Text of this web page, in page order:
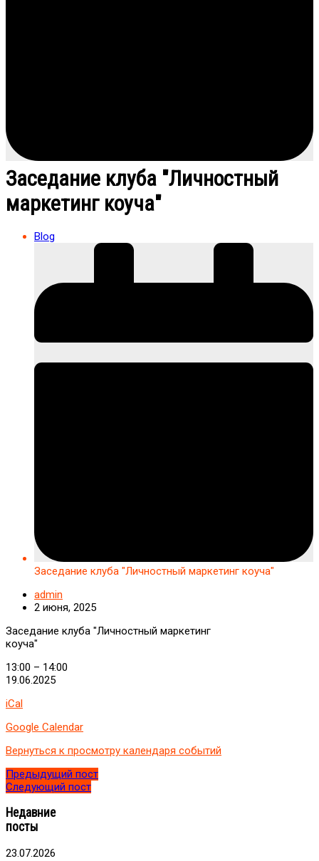
Заседание клуба "Личностный
маркетинг коуча"
Blog
Заседание клуба "Личностный маркетинг коуча"
admin
2 июня, 2025
Заседание клуба "Личностный маркетинг
коуча"
13:00 – 14:00
19.06.2025
iCal
Google Calendar
Вернуться к просмотру календаря событий
Предыдущий пост
Следующий пост
Недавние
посты
23.07.2026